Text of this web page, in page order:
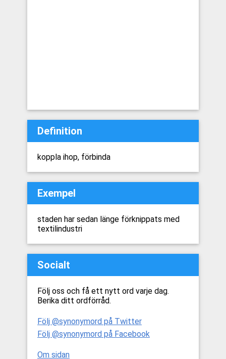
Definition
koppla ihop, förbinda
Exempel
staden har sedan länge förknippats med
textilindustri
Socialt
Följ oss och få ett nytt ord varje dag.
Berika ditt ordförråd.
Följ @synonymord på Twitter
Följ @synonymord på Facebook
Om sidan